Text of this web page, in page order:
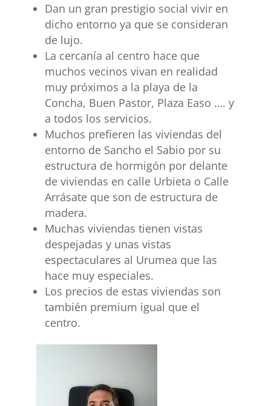
Dan un gran prestigio social vivir en
dicho entorno ya que se consideran
de lujo.
La cercanía al centro hace que
muchos vecinos vivan en realidad
muy próximos a la playa de la
Concha, Buen Pastor, Plaza Easo …. y
a todos los servicios.
Muchos prefieren las viviendas del
entorno de Sancho el Sabio por su
estructura de hormigón por delante
de viviendas en calle Urbieta o Calle
Arrásate que son de estructura de
madera.
Muchas viviendas tienen vistas
despejadas y unas vistas
espectaculares al Urumea que las
hace muy especiales.
Los precios de estas viviendas son
también premium igual que el
centro.